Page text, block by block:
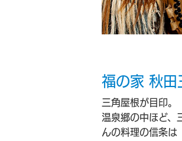
福の家 秋田
三角屋根が目印。
温泉郷の中ほど、
んの料理の信条は